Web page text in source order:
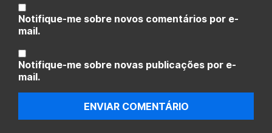
Notifique-me sobre novos comentários por e-
mail.
Notifique-me sobre novas publicações por e-
mail.
ENVIAR COMENTÁRIO